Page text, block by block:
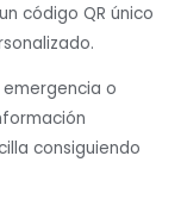
código QR único
o
consiguiendo